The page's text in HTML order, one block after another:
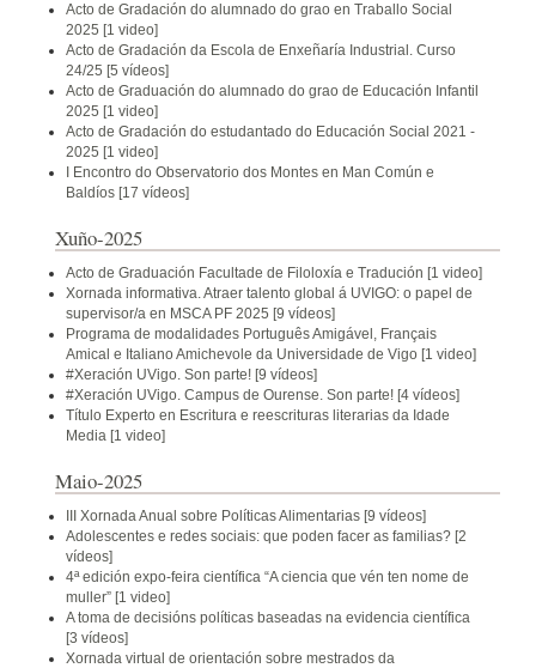
Acto de Gradación do alumnado do grao en Traballo Social
2025 [1 video]
Acto de Gradación da Escola de Enxeñaría Industrial. Curso
24/25 [5 vídeos]
Acto de Graduación do alumnado do grao de Educación Infantil
2025 [1 video]
Acto de Gradación do estudantado do Educación Social 2021 -
2025 [1 video]
I Encontro do Observatorio dos Montes en Man Común e
Baldíos [17 vídeos]
Xuño-2025
Acto de Graduación Facultade de Filoloxía e Tradución [1 video]
Xornada informativa. Atraer talento global á UVIGO: o papel de
supervisor/a en MSCA PF 2025 [9 vídeos]
Programa de modalidades Português Amigável, Français
Amical e Italiano Amichevole da Universidade de Vigo [1 video]
#Xeración UVigo. Son parte! [9 vídeos]
#Xeración UVigo. Campus de Ourense. Son parte! [4 vídeos]
Título Experto en Escritura e reescrituras literarias da Idade
Media [1 video]
Maio-2025
III Xornada Anual sobre Políticas Alimentarias [9 vídeos]
Adolescentes e redes sociais: que poden facer as familias? [2
vídeos]
4ª edición expo-feira científica “A ciencia que vén ten nome de
muller” [1 video]
A toma de decisións políticas baseadas na evidencia científica
[3 vídeos]
Xornada virtual de orientación sobre mestrados da